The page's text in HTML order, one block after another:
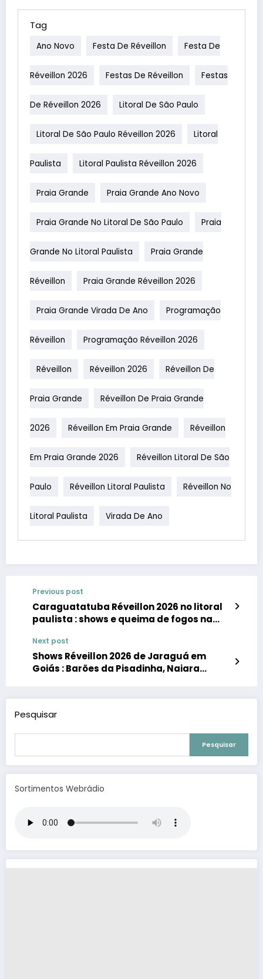
Tag
Ano Novo Festa De Réveillon Festa De
Réveillon 2026 Festas De Réveillon Festas
De Réveillon 2026 Litoral De São Paulo
Litoral De São Paulo Réveillon 2026 Litoral
Paulista Litoral Paulista Réveillon 2026
Praia Grande Praia Grande Ano Novo
Praia Grande No Litoral De São Paulo Praia
Grande No Litoral Paulista Praia Grande
Réveillon Praia Grande Réveillon 2026
Praia Grande Virada De Ano Programação
Réveillon Programação Réveillon 2026
Réveillon Réveillon 2026 Réveillon De
Praia Grande Réveillon De Praia Grande
2026 Réveillon Em Praia Grande Réveillon
Em Praia Grande 2026 Réveillon Litoral De São
Paulo Réveillon Litoral Paulista Réveillon No
Litoral Paulista Virada De Ano
Previous post
Caraguatatuba Réveillon 2026 no litoral
paulista : shows e queima de fogos na
Next post
Shows Réveillon 2026 de Jaraguá em
Goiás : Barões da Pisadinha, Naiara
Pesquisar
Pesquisar
Sortimentos Webrádio